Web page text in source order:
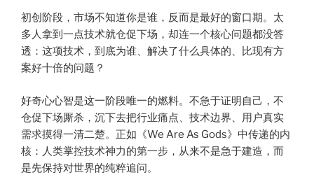
初创阶段，市场不知道你是谁，反而是最好的窗口期。太
多人拿到一点技术就仓促下场，却连一个核心问题都没答
透：这项技术，到底为谁、解决了什么具体的、比现有方
案好十倍的问题？
好奇心心智是这一阶段唯一的燃料。不急于证明自己，不
仓促下场厮杀，沉下去把行业痛点、技术边界、用户真实
需求摸得一清二楚。正如《We Are As Gods》中传递的内
核：人类掌控技术神力的第一步，从来不是急于建造，而
是先保持对世界的纯粹追问。